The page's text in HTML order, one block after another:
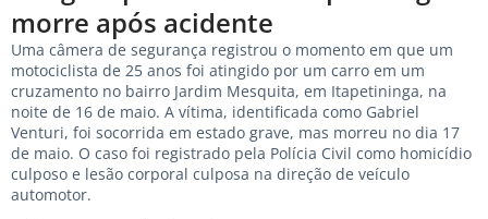
morre após acidente
Uma câmera de segurança registrou o momento em que um
motociclista de 25 anos foi atingido por um carro em um
cruzamento no bairro Jardim Mesquita, em Itapetininga, na
noite de 16 de maio. A vítima, identificada como Gabriel
Venturi, foi socorrida em estado grave, mas morreu no dia 17
de maio. O caso foi registrado pela Polícia Civil como homicídio
culposo e lesão corporal culposa na direção de veículo
automotor.